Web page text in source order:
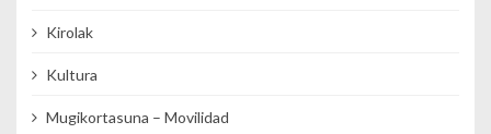
Kirolak
Kultura
Mugikortasuna – Movilidad